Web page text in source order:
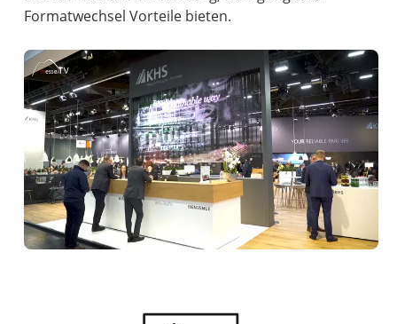
Formatwechsel Vorteile bieten.